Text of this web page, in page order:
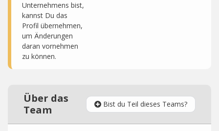
Unternehmens bist,
kannst Du das
Profil übernehmen,
um Änderungen
daran vornehmen
zu können.
Über das
Team
Bist du Teil dieses Teams?